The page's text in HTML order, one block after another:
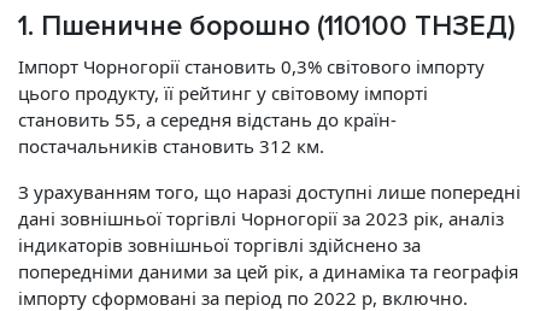
1. Пшеничне борошно (110100 ТНЗЕД)
Імпорт Чорногорії становить 0,3% світового імпорту
цього продукту, її рейтинг у світовому імпорті
становить 55, а середня відстань до країн-
постачальників становить 312 км.
З урахуванням того, що наразі доступні лише попередні
дані зовнішньої торгівлі Чорногорії за 2023 рік, аналіз
індикаторів зовнішньої торгівлі здійснено за
попередніми даними за цей рік, а динаміка та географія
імпорту сформовані за період по 2022 р, включно.